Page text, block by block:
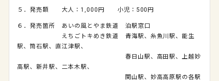
５．発売額 大人： 1,000 円 小児： 500 円
６．発売箇所 あいの風とやま鉄道 泊駅窓口
えちごトキめき鉄道 青海駅、糸魚川駅、能生
駅、筒石駅、直江津駅、
春日山駅、高田駅、上越妙
高駅、新井駅、二本木駅、
関山駅、妙高高原駅の各駅